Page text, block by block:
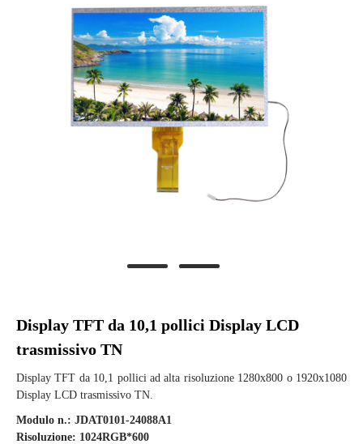
Display TFT da 10,1 pollici Display LCD
trasmissivo TN
Display TFT da 10,1 pollici ad alta risoluzione 1280x800 o 1920x1080
Display LCD trasmissivo TN.
Modulo n.: JDAT0101-24088A1
Risoluzione: 1024RGB*600